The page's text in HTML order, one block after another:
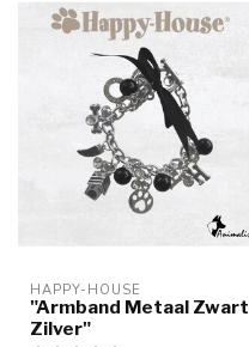
HAPPY-HOUSE
"Armband Metaal Zwart
Zilver"